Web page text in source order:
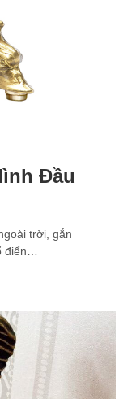
Đầu
trời, gắn
điển…